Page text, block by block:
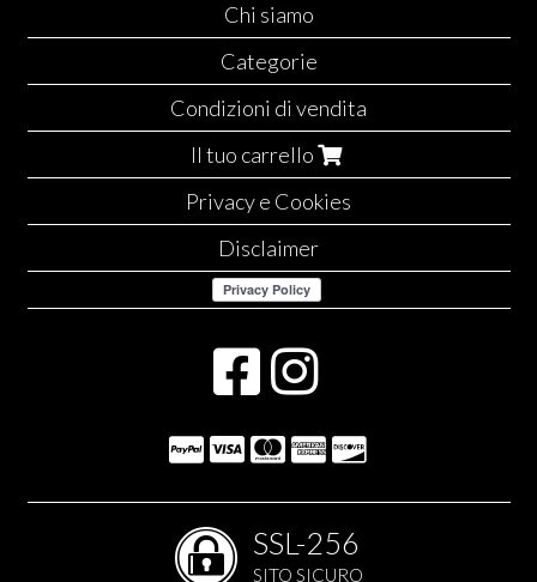
Chi siamo
Categorie
Condizioni di vendita
Il tuo carrello
Privacy e Cookies
Disclaimer
SSL-256
SITO SICURO